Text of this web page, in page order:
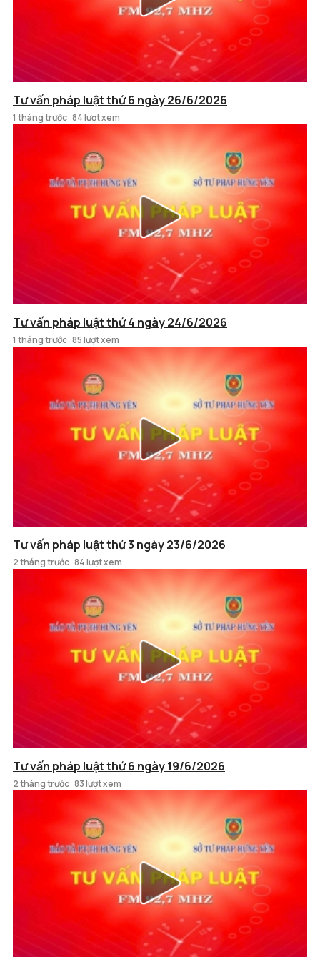
Tư vấn pháp luật thứ 6 ngày 26/6/2026
1 tháng trước 84 lượt xem
Tư vấn pháp luật thứ 4 ngày 24/6/2026
1 tháng trước 85 lượt xem
Tư vấn pháp luật thứ 3 ngày 23/6/2026
2 tháng trước 84 lượt xem
Tư vấn pháp luật thứ 6 ngày 19/6/2026
2 tháng trước 83 lượt xem